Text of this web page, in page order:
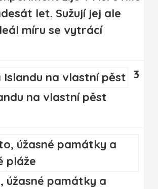
let. Sužují jej ale
míru se vytrácí
3
na vlastní pěst
úžasné památky a